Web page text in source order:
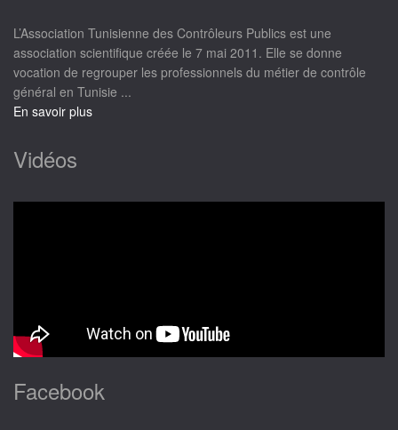
L’Association Tunisienne des Contrôleurs Publics est une
association scientifique créée le 7 mai 2011. Elle se donne
vocation de regrouper les professionnels du métier de contrôle
général en Tunisie ...
En savoir plus
Vidéos
Facebook